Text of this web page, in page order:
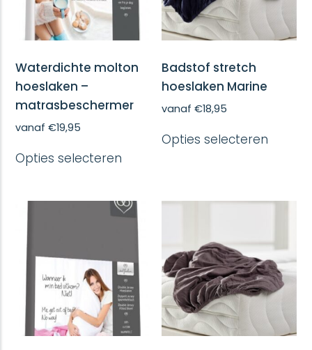
Waterdichte molton
hoeslaken –
matrasbeschermer
vanaf€19,95
Opties selecteren
variaties.
Deze
optie
kan
gekozen
worden
op
de
productpagina
Badstof stretch
hoeslaken Marine
vanaf€18,95
Opties selecteren
Deze
op
de